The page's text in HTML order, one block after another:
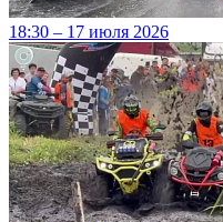
18:30 – 17 июля 2026